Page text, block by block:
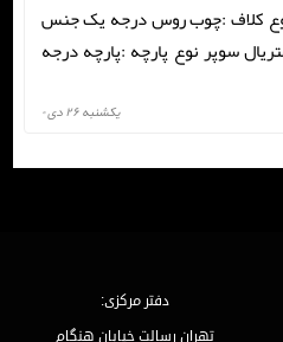
کلاف :چوب روس درجه یک جنس
سوپر نوع پارچه :پارچه درجه
يكشنبه ۲۶ دی ۰
دفتر مرکزی:
تهران رسالت خیابان هنگام